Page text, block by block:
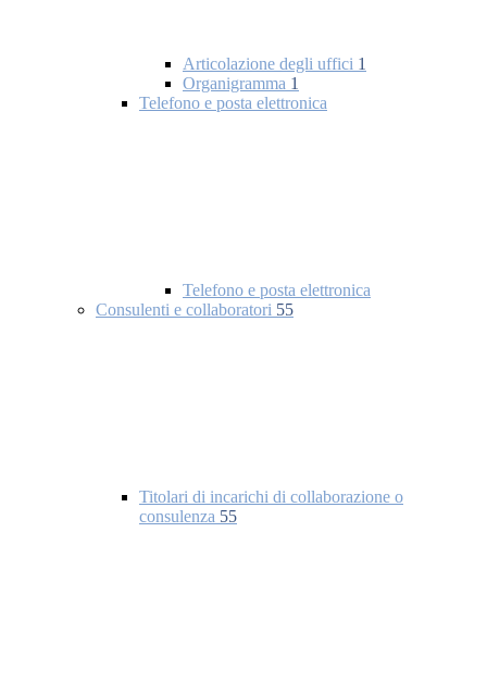
Articolazione degli uffici 1
Organigramma 1
Telefono e posta elettronica
Telefono e posta elettronica
Consulenti e collaboratori 55
Titolari di incarichi di collaborazione o
consulenza 55